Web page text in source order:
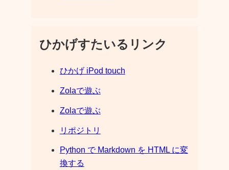
ひかげすたいるリンク
ひかげ iPod touch
Zolaで遊ぶ
Zolaで遊ぶ
リポジトリ
Python で Markdown を HTML に変
換する